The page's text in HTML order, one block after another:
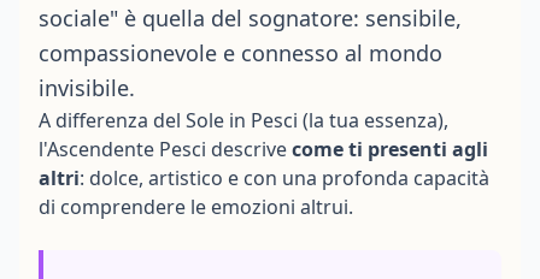
sociale" è quella del sognatore: sensibile,
compassionevole e connesso al mondo
invisibile.
A differenza del Sole in Pesci (la tua essenza),
l'Ascendente Pesci descrivecome ti presenti agli
altri: dolce, artistico e con una profonda capacità
di comprendere le emozioni altrui.